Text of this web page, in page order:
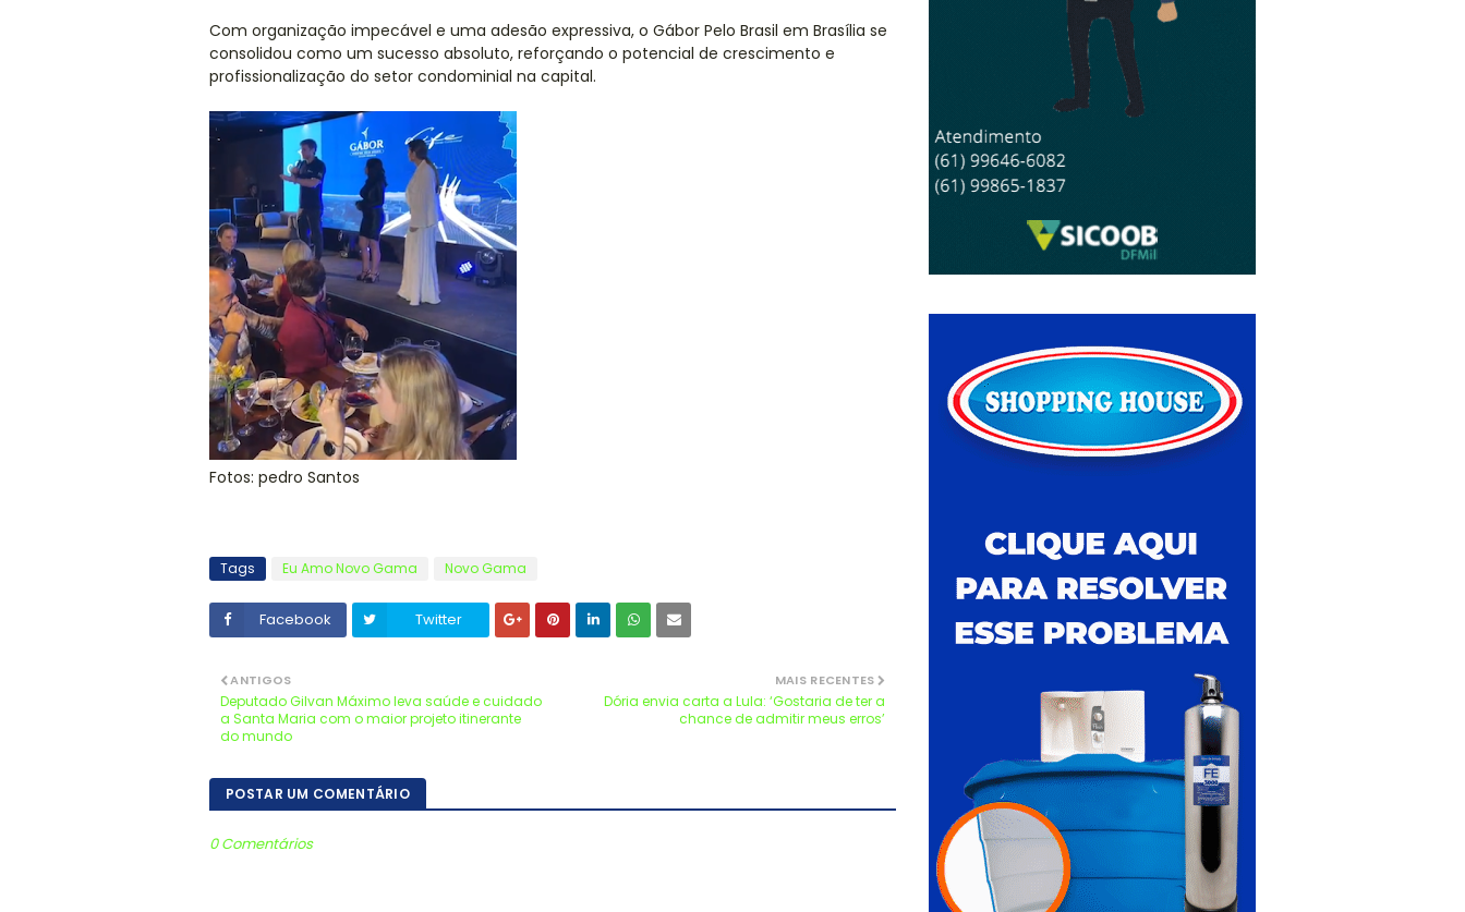
Com organização impecável e uma adesão expressiva, o Gábor Pelo Brasil em Brasília se
consolidou como um sucesso absoluto, reforçando o potencial de crescimento e
profissionalização do setor condominial na capital.
Fotos: pedro Santos
Tags Eu Amo Novo Gama Novo Gama
Facebook Twitter
MAIS RECENTES
Dória envia carta a Lula: ‘Gostaria de ter a
chance de admitir meus erros’
ANTIGOS
Deputado Gilvan Máximo leva saúde e cuidado
a Santa Maria com o maior projeto itinerante
do mundo
POSTAR UM COMENTÁRIO
0 Comentários